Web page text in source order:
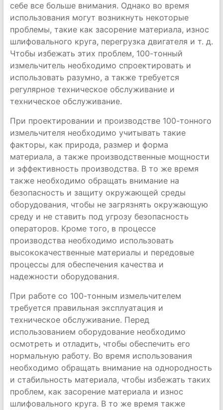
себе все больше внимания. Однако во время
использования могут возникнуть некоторые
проблемы, такие как засорение материала, износ
шлифовального круга, перегрузка двигателя и т. д.
Чтобы избежать этих проблем, 100-тонный
измельчитель необходимо спроектировать и
использовать разумно, а также требуется
регулярное техническое обслуживание и
техническое обслуживание.
При проектировании и производстве 100-тонного
измельчителя необходимо учитывать такие
факторы, как природа, размер и форма
материала, а также производственные мощности
и эффективность производства. В то же время
также необходимо обращать внимание на
безопасность и защиту окружающей среды
оборудования, чтобы не загрязнять окружающую
среду и не ставить под угрозу безопасность
операторов. Кроме того, в процессе
производства необходимо использовать
высококачественные материалы и передовые
процессы для обеспечения качества и
надежности оборудования.
При работе со 100-тонным измельчителем
требуется правильная эксплуатация и
техническое обслуживание. Перед
использованием оборудование необходимо
осмотреть и отладить, чтобы обеспечить его
нормальную работу. Во время использования
необходимо обращать внимание на однородность
и стабильность материала, чтобы избежать таких
проблем, как засорение материала и износ
шлифовального круга. В то же время также